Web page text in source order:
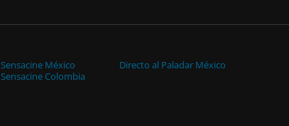
Sensacine México
Sensacine Colombia
Directo al Paladar México